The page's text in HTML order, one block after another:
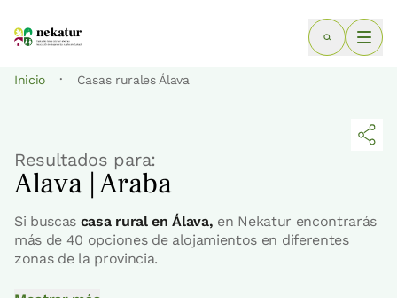
Inicio · Casas rurales Álava
Resultados para:
Alava | Araba
Si buscas casa rural en Álava, en Nekatur encontrarás
más de 40 opciones de alojamientos en diferentes
zonas de la provincia.